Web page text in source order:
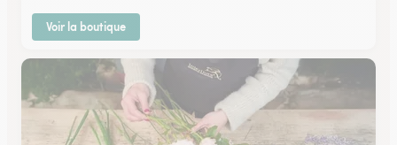
Voir la boutique